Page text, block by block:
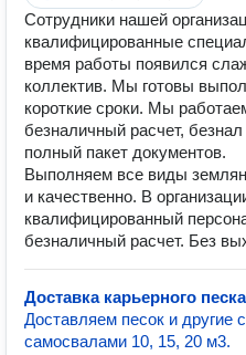
Сотрудники нашей
квалифицированные
время работы появился
коллектив. Мы готовы
короткие сроки. Мы
безналичный расчет,
полный пакет документов.
Выполняем все виды
и качественно. В
квалифицированный
безналичный расчет. Без
Доставка карьерного песка
Доставляем песок и другие
самосвалами 10, 15, 20 м3.